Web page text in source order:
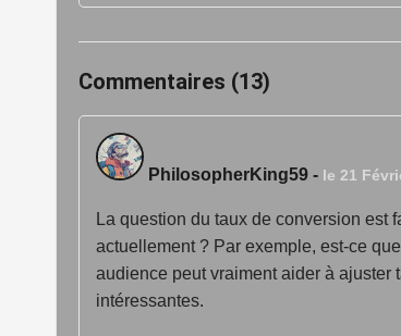
Commentaires (13)
PhilosopherKing59 - le 21
La question du taux de conversion est
actuellement ? Par exemple, est-ce
audience peut vraiment aider à ajuster
intéressantes.